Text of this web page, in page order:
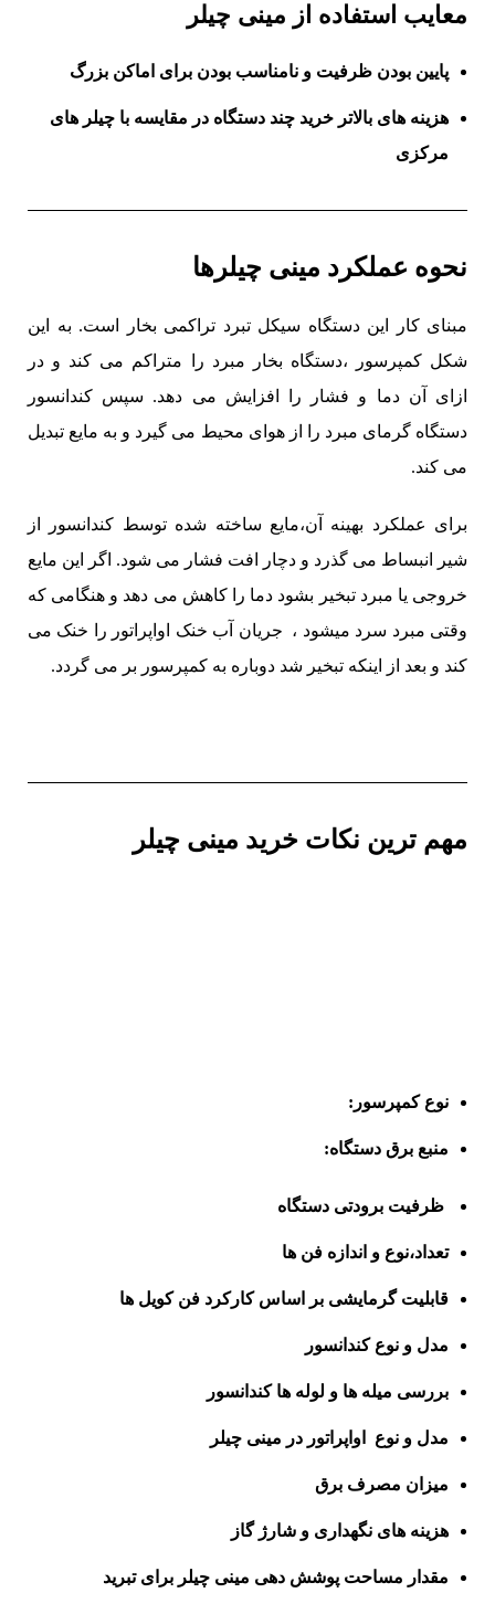
معایب استفاده از مینی چیلر
پایین بودن ظرفیت و نامناسب بودن برای اماکن بزرگ
هزینه های بالاتر خرید چند دستگاه در مقایسه با چیلر های
مرکزی
نحوه عملکرد مینی چیلرها
مبنای کار این دستگاه سیکل تبرد تراکمی بخار است. به این
شکل کمپرسور ،دستگاه بخار مبرد را متراکم می کند و در
ازای آن دما و فشار را افزایش می دهد. سپس کندانسور
دستگاه گرمای مبرد را از هوای محیط می گیرد و به مایع تبدیل
می کند.
برای عملکرد بهینه آن،مایع ساخته شده توسط کندانسور از
شیر انبساط می گذرد و دچار افت فشار می شود. اگر این مایع
خروجی یا مبرد تبخیر بشود دما را کاهش می دهد و هنگامی که
وقتی مبرد سرد میشود ، جریان آب خنک اواپراتور را خنک می
کند و بعد از اینکه تبخیر شد دوباره به کمپرسور بر می گردد.
مهم ترین نکات خرید مینی چیلر
نوع کمپرسور:
منبع برق دستگاه:
ظرفیت برودتی دستگاه
تعداد،نوع و اندازه فن ها
قابلیت گرمایشی بر اساس کارکرد فن کویل ها
مدل و نوع کندانسور
بررسی میله ها و لوله ها کندانسور
مدل و نوع اواپراتور در مینی چیلر
میزان مصرف برق
هزینه های نگهداری و شارژ گاز
مقدار مساحت پوشش دهی مینی چیلر برای تبرید